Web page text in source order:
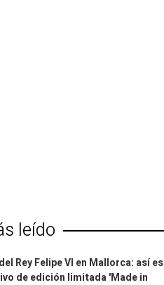
leído
Rey Felipe VI en Mallorca: así es
de edición limitada 'Made in